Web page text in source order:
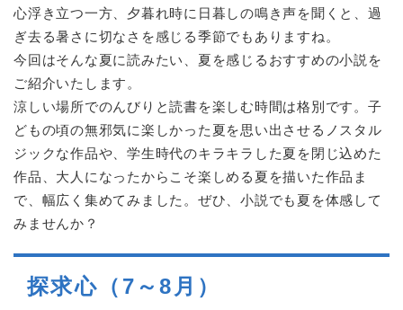
心浮き立つ一方、夕暮れ時に日暮しの鳴き声を聞くと、過
ぎ去る暑さに切なさを感じる季節でもありますね。
今回はそんな夏に読みたい、夏を感じるおすすめの小説を
ご紹介いたします。
涼しい場所でのんびりと読書を楽しむ時間は格別です。子
どもの頃の無邪気に楽しかった夏を思い出させるノスタル
ジックな作品や、学生時代のキラキラした夏を閉じ込めた
作品、大人になったからこそ楽しめる夏を描いた作品ま
で、幅広く集めてみました。ぜひ、小説でも夏を体感して
みませんか？
探求心（7～8月）